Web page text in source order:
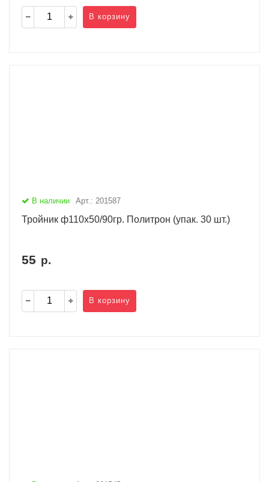
В корзину
В наличии Арт.: 201587
Тройник ф110х50/90гр. Политрон (упак. 30 шт.)
55 р.
В корзину